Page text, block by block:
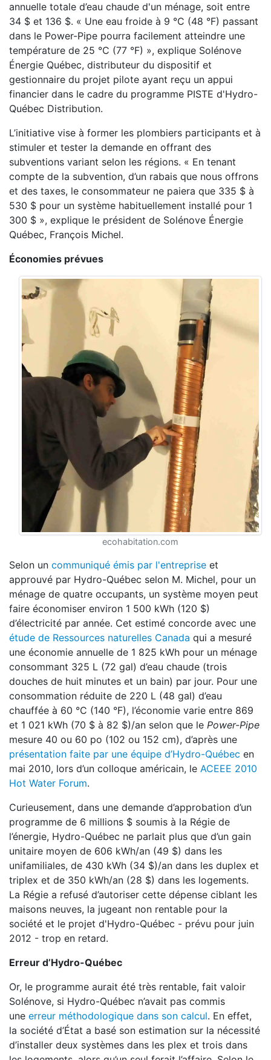
annuelle totale d’eau chaude d'un ménage, soit entre
34 $ et 136 $. « Une eau froide à 9 °C (48 °F) passant
dans le Power-Pipe pourra facilement atteindre une
température de 25 °C (77 °F) », explique Solénove
Énergie Québec, distributeur du dispositif et
gestionnaire du projet pilote ayant reçu un appui
financier dans le cadre du programme PISTE d'Hydro-
Québec Distribution.
L’initiative vise à former les plombiers participants et à
stimuler et tester la demande en offrant des
subventions variant selon les régions. « En tenant
compte de la subvention, d’un rabais que nous offrons
et des taxes, le consommateur ne paiera que 335 $ à
530 $ pour un système habituellement installé pour 1
300 $ », explique le président de Solénove Énergie
Québec, François Michel.
Économies prévues
ecohabitation.com
Selon un communiqué émis par l'entreprise et
approuvé par Hydro-Québec selon M. Michel, pour un
ménage de quatre occupants, un système moyen peut
faire économiser environ 1 500 kWh (120 $)
d’électricité par année. Cet estimé concorde avec une
étude de Ressources naturelles Canada qui a mesuré
une économie annuelle de 1 825 kWh pour un ménage
consommant 325 L (72 gal) d’eau chaude (trois
douches de huit minutes et un bain) par jour. Pour une
consommation réduite de 220 L (48 gal) d’eau
chauffée à 60 °C (140 °F), l’économie varie entre 869
et 1 021 kWh (70 $ à 82 $)/an selon que le Power-Pipe
mesure 40 ou 60 po (102 ou 152 cm), d’après une
présentation faite par une équipe d’Hydro-Québec en
mai 2010, lors d’un colloque américain, le ACEEE 2010
Hot Water Forum.
Curieusement, dans une demande d’approbation d’un
programme de 6 millions $ soumis à la Régie de
l’énergie, Hydro-Québec ne parlait plus que d’un gain
unitaire moyen de 606 kWh/an (49 $) dans les
unifamiliales, de 430 kWh (34 $)/an dans les duplex et
triplex et de 350 kWh/an (28 $) dans les logements.
La Régie a refusé d’autoriser cette dépense ciblant les
maisons neuves, la jugeant non rentable pour la
société et le projet d'Hydro-Québec - prévu pour juin
2012 - trop en retard.
Erreur d’Hydro-Québec
Or, le programme aurait été très rentable, fait valoir
Solénove, si Hydro-Québec n’avait pas commis
une erreur méthodologique dans son calcul. En effet,
la société d’État a basé son estimation sur la nécessité
d’installer deux systèmes dans les plex et trois dans